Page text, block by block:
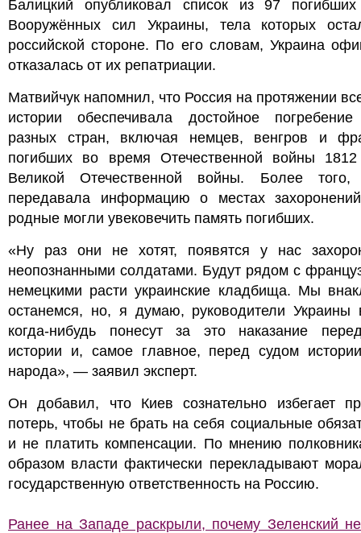
Балицкий опубликовал список из 97
Вооружённых сил Украины, тела которых
российской стороне. По его словам, Украина
отказалась от их репатриации.
Матвийчук напомнил, что Россия на протяжении
истории обеспечивала достойное
разных стран, включая немцев, венгров и
погибших во время Отечественной войны
Великой Отечественной войны. Более того,
передавала информацию о местах
родные могли увековечить память погибших.
«Ну раз они не хотят, появятся у нас
неопознанными солдатами. Будут рядом с
немецкими расти украинские кладбища. Мы
останемся, но, я думаю, руководители Украины
когда-нибудь понесут за это наказание
истории и, самое главное, перед судом
народа», — заявил эксперт.
Он добавил, что Киев сознательно избегает
потерь, чтобы не брать на себя социальные
и не платить компенсации. По мнению
образом власти фактически перекладывают
государственную ответственность на Россию.
Ранее на Западе раскрыли, почему Зеленский